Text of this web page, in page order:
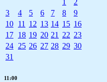
3
4 5 6 7 8
9
10 11 12 13 14 15 16
17 18 19 20 21 22 23
24 25 26 27 28 29 30
31
11:00